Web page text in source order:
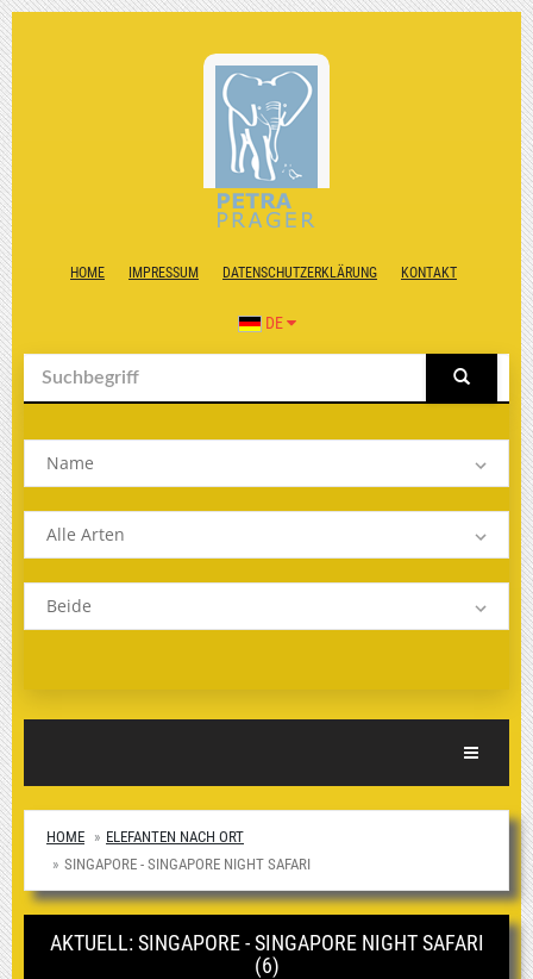
HOME IMPRESSUM DATENSCHUTZERKLÄRUNG KONTAKT
DE
Name
Alle Arten
Beide
Toggle
HOME
ELEFANTEN NACH ORT
SINGAPORE - SINGAPORE NIGHT SAFARI
AKTUELL: SINGAPORE - SINGAPORE NIGHT SAFARI
(6)